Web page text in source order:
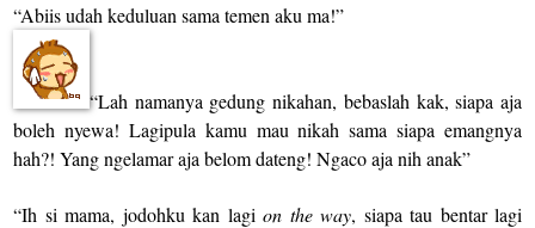
“Abiis udah keduluan sama temen aku ma!”
“Lah namanya gedung nikahan, bebaslah kak, siapa aja
boleh nyewa! Lagipula kamu mau nikah sama siapa emangnya
hah?! Yang ngelamar aja belom dateng! Ngaco aja nih anak”
“Ih si mama, jodohku kan lagi on the way, siapa tau bentar lagi